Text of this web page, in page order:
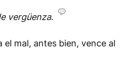
vergüenza.
mal, antes bien, vence al